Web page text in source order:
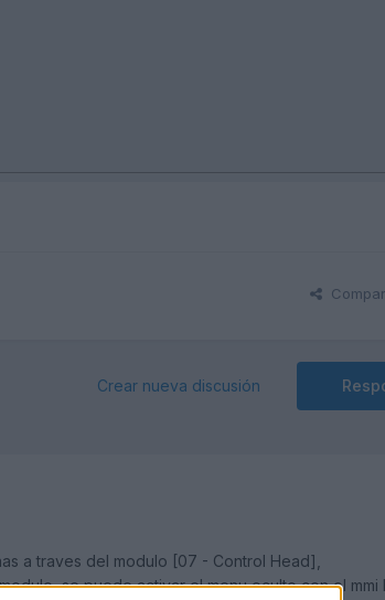
Crear nueva discusión
a traves del modulo [07 - Control Head],
se puede activar el menu oculto con el mmi